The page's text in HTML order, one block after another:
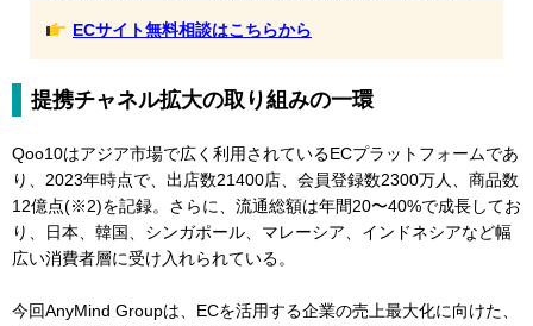
ECサイト無料相談はこちらから
提携チャネル拡大の取り組みの一環
Qoo10はアジア市場で広く利用されているECプラットフォームであ
り、2023年時点で、出店数21400店、会員登録数2300万人、商品数
12億点(※2)を記録。さらに、流通総額は年間20〜40%で成長してお
り、日本、韓国、シンガポール、マレーシア、インドネシアなど幅
広い消費者層に受け入れられている。
今回AnyMind Groupは、ECを活用する企業の売上最大化に向けた、